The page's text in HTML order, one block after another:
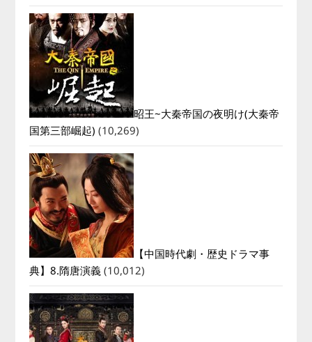
昭王~大秦帝国の夜明け(大秦帝
国第三部崛起) (10,269)
【中国時代劇・歴史ドラマ事
典】8.隋唐演義 (10,012)